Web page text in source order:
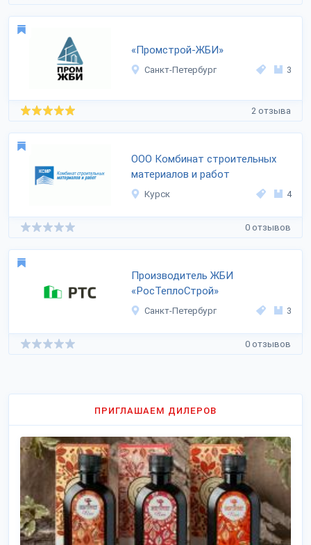
«Промстрой-ЖБИ»
Санкт-Петербург 3
2 отзыва
ООО Комбинат строительных
материалов и работ
Курск 4
0 отзывов
Производитель ЖБИ
«РосТеплоСтрой»
Санкт-Петербург 3
0 отзывов
ПРИГЛАШАЕМ ДИЛЕРОВ